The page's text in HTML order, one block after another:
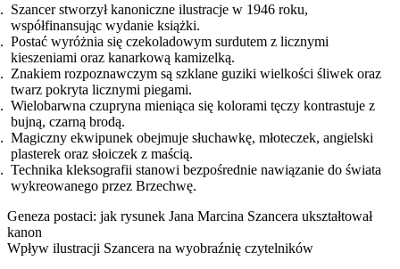
Szancer stworzył kanoniczne ilustracje w 1946 roku,
współfinansując wydanie książki.
Postać wyróżnia się czekoladowym surdutem z licznymi
kieszeniami oraz kanarkową kamizelką.
Znakiem rozpoznawczym są szklane guziki wielkości śliwek oraz
twarz pokryta licznymi piegami.
Wielobarwna czupryna mieniąca się kolorami tęczy kontrastuje z
bujną, czarną brodą.
Magiczny ekwipunek obejmuje słuchawkę, młoteczek, angielski
plasterek oraz słoiczek z maścią.
Technika kleksografii stanowi bezpośrednie nawiązanie do świata
wykreowanego przez Brzechwę.
Geneza postaci: jak rysunek Jana Marcina Szancera ukształtował
kanon
Wpływ ilustracji Szancera na wyobraźnię czytelników